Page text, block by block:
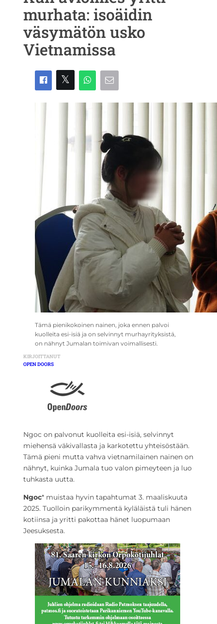
murhata: isoäidin
väsymätön usko
Vietnamissa
Tämä pienikokoinen nainen, joka ennen palvoi
kuolleita esi-isiä ja on selvinnyt murhayrityksistä,
on nähnyt Jumalan toimivan voimallisesti.
KIRJOITTANUT
OPEN DOORS
Ngoc on palvonut kuolleita esi-isiä, selvinnyt
miehensä väkivallasta ja karkotettu yhteisöstään.
Tämä pieni mutta vahva vietnamilainen nainen on
nähnyt, kuinka Jumala tuo valon pimeyteen ja luo
tuhkasta uutta.
Ngoc* muistaa hyvin tapahtumat 3. maaliskuuta
2025. Tuolloin parikymmentä kyläläistä tuli hänen
kotiinsa ja yritti pakottaa hänet luopumaan
Jeesuksesta.